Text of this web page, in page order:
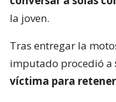
la joven.
Tras entregar la
imputado procedió a
víctima para